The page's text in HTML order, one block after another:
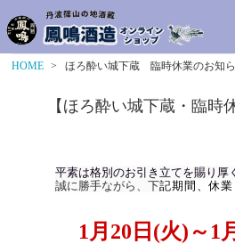
HOME ほろ酔い城下蔵 臨時休業のお知
【ほろ酔い城下蔵・臨時
平素は格別のお引き立てを賜り厚
誠に勝手ながら、下記期間、休業
1月20日(火)～1